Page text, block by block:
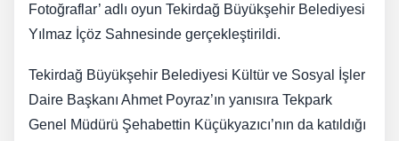
Fotoğraflar’ adlı oyun Tekirdağ Büyükşehir Belediyesi
Yılmaz İçöz Sahnesinde gerçekleştirildi.
Tekirdağ Büyükşehir Belediyesi Kültür ve Sosyal İşler
Daire Başkanı Ahmet Poyraz’ın yanısıra Tekpark
Genel Müdürü Şehabettin Küçükyazıcı’nın da katıldığı